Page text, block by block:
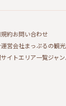
約お問い合わせ
運営会社まっぷるの観
イトエリア一覧ジャ